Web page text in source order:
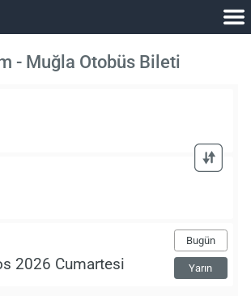
- Muğla Otobüs Bileti
Bugün
Yarın